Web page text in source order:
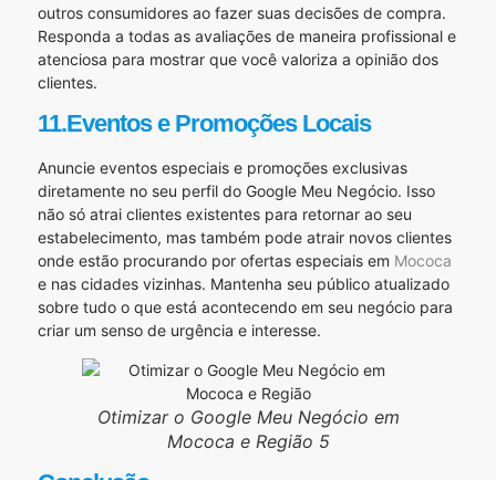
outros consumidores ao fazer suas decisões de compra.
Responda a todas as avaliações de maneira profissional e
atenciosa para mostrar que você valoriza a opinião dos
clientes.
11.Eventos e Promoções Locais
Anuncie eventos especiais e promoções exclusivas
diretamente no seu perfil do Google Meu Negócio. Isso
não só atrai clientes existentes para retornar ao seu
estabelecimento, mas também pode atrair novos clientes
onde estão procurando por ofertas especiais em Mococa
e nas cidades vizinhas. Mantenha seu público atualizado
sobre tudo o que está acontecendo em seu negócio para
criar um senso de urgência e interesse.
Otimizar o Google Meu Negócio em
Mococa e Região 5